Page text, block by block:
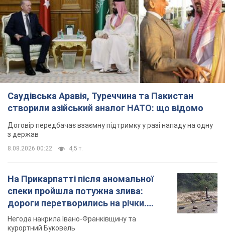
Саудівська Аравія, Туреччина та Пакистан
створили азійський аналог НАТО: що відомо
Договір передбачає взаємну підтримку у разі нападу на одну
з держав
8.08.2026 00:22 4,5 т.
На Прикарпатті після аномальної
спеки пройшла потужна злива:
дороги перетворились на річки.
Відео
Негода накрила Івано-Франківщину та
курортний Буковель